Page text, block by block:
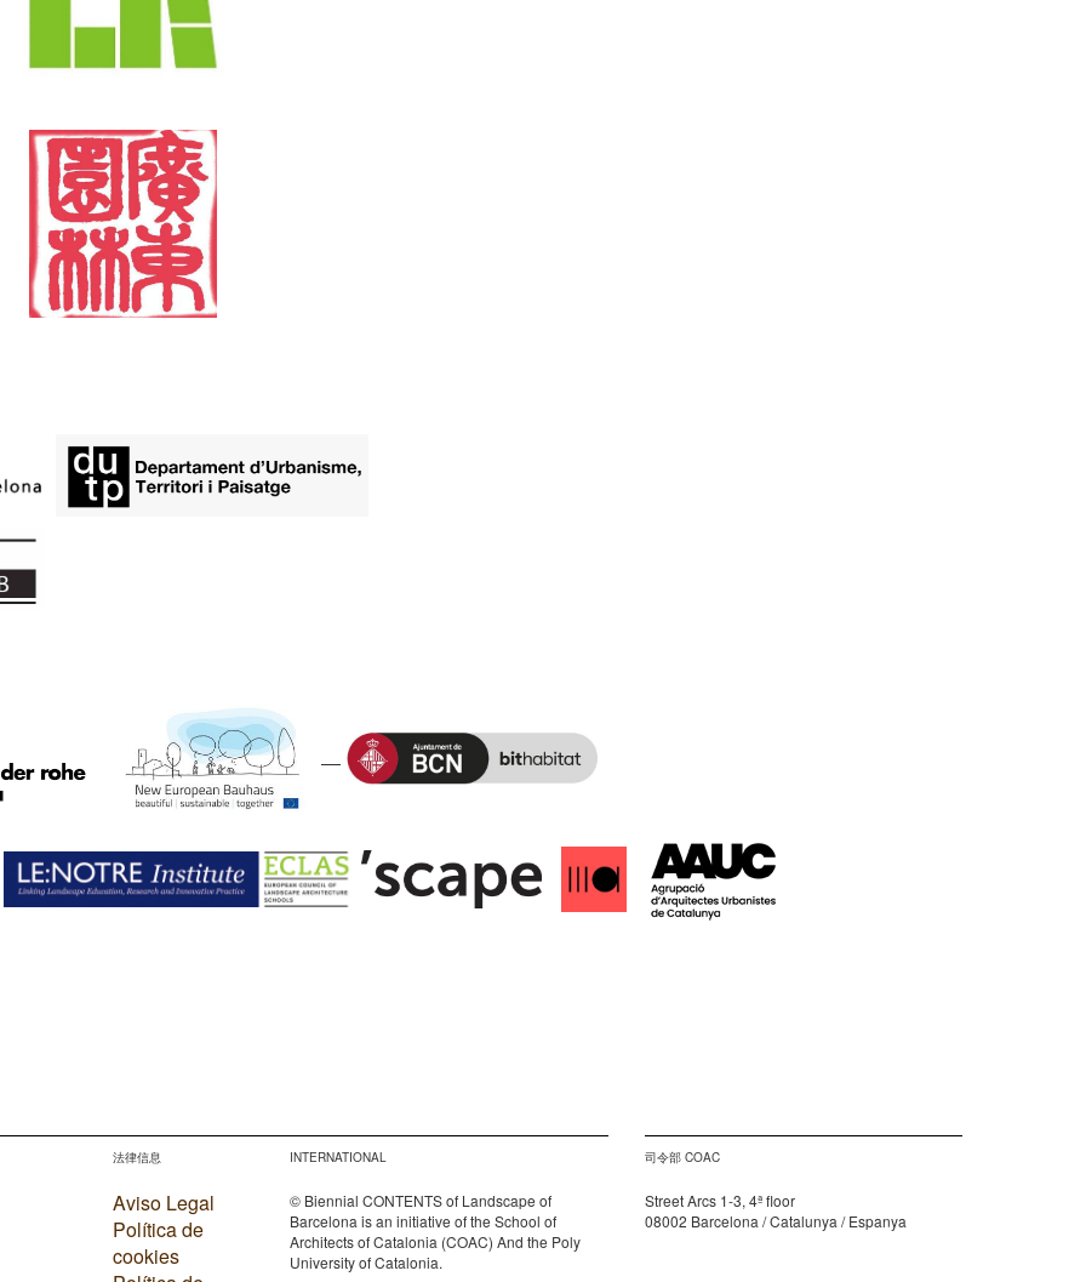
法律信息
Aviso Legal
Política de
cookies
INTERNATIONAL
© Biennial CONTENTS of Landscape of
Barcelona is an initiative of the School of
Architects of Catalonia (COAC) And the Poly
University of Catalonia.
司令部 COAC
Street Arcs 1-3, 4ª floor
08002 Barcelona / Catalunya / Espanya